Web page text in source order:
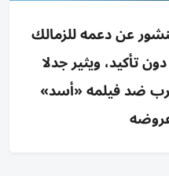
عن دعمه للزمالك
تأكيد، ويثير جدلا
ضد فيلمه «أسد»